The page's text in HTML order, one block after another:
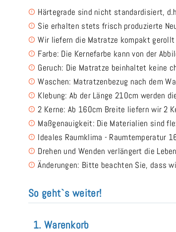
Härtegrade sind nicht standardisiert,
Sie erhalten stets frisch produzierte
Wir liefern die Matratze kompakt
Farbe: Die Kernefarbe kann von der
Geruch: Die Matratze beinhaltet keine
Waschen: Matratzenbezug nach dem
Klebung: Ab der Länge 210cm werden
2 Kerne: Ab 160cm Breite liefern wir 2
Maßgenauigkeit: Die Materialien sind
Ideales Raumklima - Raumtemperatur
Drehen und Wenden verlängert die
Änderungen: Bitte beachten Sie, dass
So geht`s weiter!
1. Warenkorb